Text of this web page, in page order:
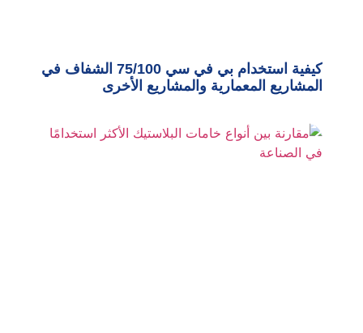
كيفية استخدام بي في سي 75/100 الشفاف في
المشاريع المعمارية والمشاريع الأخرى